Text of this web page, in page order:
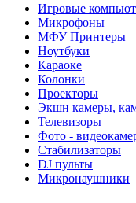
Игровые
Микрофоны
МФУ Принтеры
Ноутбуки
Караоке
Колонки
Проекторы
Экшн камеры,
Телевизоры
Фото -
Стабилизаторы
DJ пульты
Микронаушники